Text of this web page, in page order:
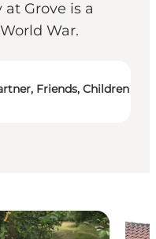
Grove is a
War.
Friends, Children